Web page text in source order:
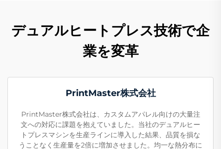
デュアルヒートプレス技術で企
業を変革
PrintMaster株式会社
PrintMaster株式会社は、カスタムアパレル向けの大量注
文への対応に課題を抱えていました。当社のデュアルヒー
トプレスマシンを生産ラインに導入した結果、品質を損な
うことなく生産量を2倍に増加させました。均一な熱分布に